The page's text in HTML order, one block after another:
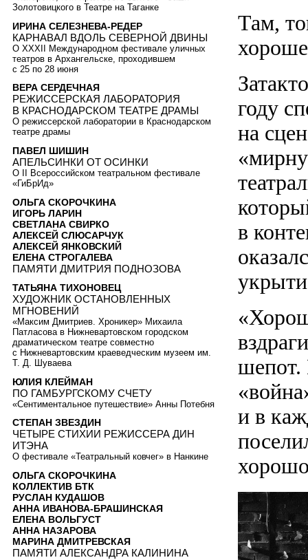
Там,
году
на
в
шепот.
и в
Золотовицкого в Театре на Таганке
ИРИНА СЕЛЕЗНЕВА-РЕДЕР
КАРНАВАЛ ВДОЛЬ СЕВЕРНОЙ ДВИНЫ
О XXXII Международном фестивале уличных
театров в Архангельске, проходившем
с 25 по 28 июня
ВЕРА СЕРДЕЧНАЯ
РЕЖИССЕРСКАЯ ЛАБОРАТОРИЯ
В КРАСНОДАРСКОМ ТЕАТРЕ ДРАМЫ
О режиссерской лаборатории в Краснодарском
театре драмы
ПАВЕЛ ШИШИН
АПЕЛЬСИНКИ ОТ ОСИНКИ
О II Всероссийском театральном фестивале
«ГиБрИд»
ОЛЬГА СКОРОЧКИНА
ИГОРЬ ЛАРИН
СВЕТЛАНА СВИРКО
АЛЕКСЕЙ СЛЮСАРЧУК
АЛЕКСЕЙ ЯНКОВСКИЙ
ЕЛЕНА СТРОГАЛЕВА
ПАМЯТИ ДМИТРИЯ ПОДНОЗОВА
ТАТЬЯНА ТИХОНОВЕЦ
ХУДОЖНИК ОСТАНОВЛЕННЫХ
МГНОВЕНИЙ
«Максим Дмитриев. Хроникер» Михаила
Патласова в Нижневартовском городском
драматическом театре совместно
с Нижневартовским краеведческим музеем им.
Т. Д. Шуваева
ЮЛИЯ КЛЕЙМАН
ПО ГАМБУРГСКОМУ СЧЕТУ
«Сентиментальное путешествие» Анны Потебня
СТЕПАН ЗВЕЗДИН
ЧЕТЫРЕ СТИХИИ РЕЖИССЕРА ДИН
ИТЭНА
О фестивале «Театральный ковчег» в Нанкине
ОЛЬГА СКОРОЧКИНА
КОЛЛЕКТИВ БТК
РУСЛАН КУДАШОВ
АННА ИВАНОВА-БРАШИНСКАЯ
ЕЛЕНА ВОЛЬГУСТ
АННА НАЗАРОВА
МАРИНА ДМИТРЕВСКАЯ
ПАМЯТИ АЛЕКСАНДРА КАЛИНИНА